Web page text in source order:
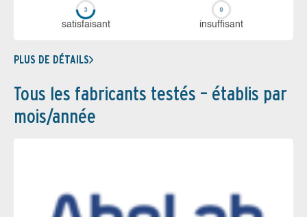
sa­tis­fai­sant in­suf­fi­sant
PLUS DE DÉTAILS
Tous les fabricants testés – établis par
mois/année